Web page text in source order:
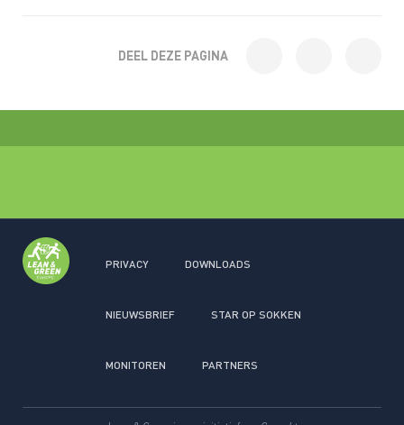
DEEL DEZE PAGINA
PRIVACY DOWNLOADS
NIEUWSBRIEF STAR OP SOKKEN
MONITOREN PARTNERS